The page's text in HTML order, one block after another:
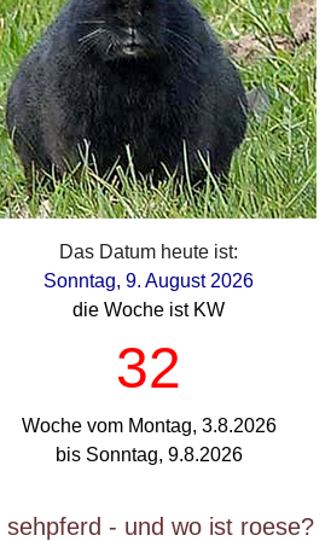
Das Datum heute ist:
Sonntag, 9. August 2026
die Woche ist KW
32
Woche vom Montag, 3.8.2026
bis Sonntag, 9.8.2026
sehpferd - und wo ist roese?